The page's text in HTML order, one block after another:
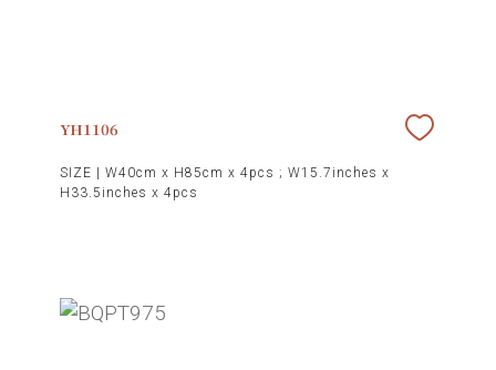
YH1106
SIZE | W40cm x H85cm x 4pcs ; W15.7inches x
H33.5inches x 4pcs